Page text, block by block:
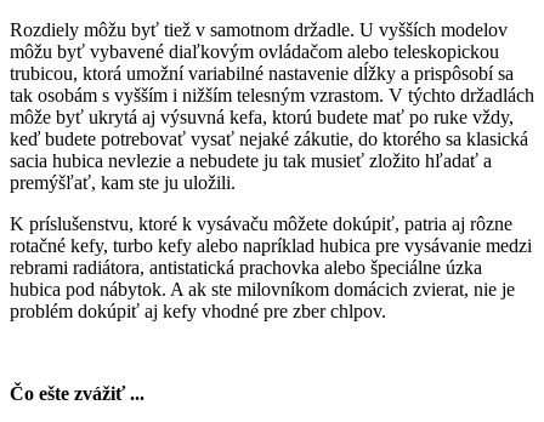
Rozdiely môžu byť tiež v samotnom držadle. U vyšších modelov
môžu byť vybavené diaľkovým ovládačom alebo teleskopickou
trubicou, ktorá umožní variabilné nastavenie dĺžky a prispôsobí sa
tak osobám s vyšším i nižším telesným vzrastom. V týchto držadlách
môže byť ukrytá aj výsuvná kefa, ktorú budete mať po ruke vždy,
keď budete potrebovať vysať nejaké zákutie, do ktorého sa klasická
sacia hubica nevlezie a nebudete ju tak musieť zložito hľadať a
premýšľať, kam ste ju uložili.
K príslušenstvu, ktoré k vysávaču môžete dokúpiť, patria aj rôzne
rotačné kefy, turbo kefy alebo napríklad hubica pre vysávanie medzi
rebrami radiátora, antistatická prachovka alebo špeciálne úzka
hubica pod nábytok. A ak ste milovníkom domácich zvierat, nie je
problém dokúpiť aj kefy vhodné pre zber chlpov.
Čo ešte zvážiť ...